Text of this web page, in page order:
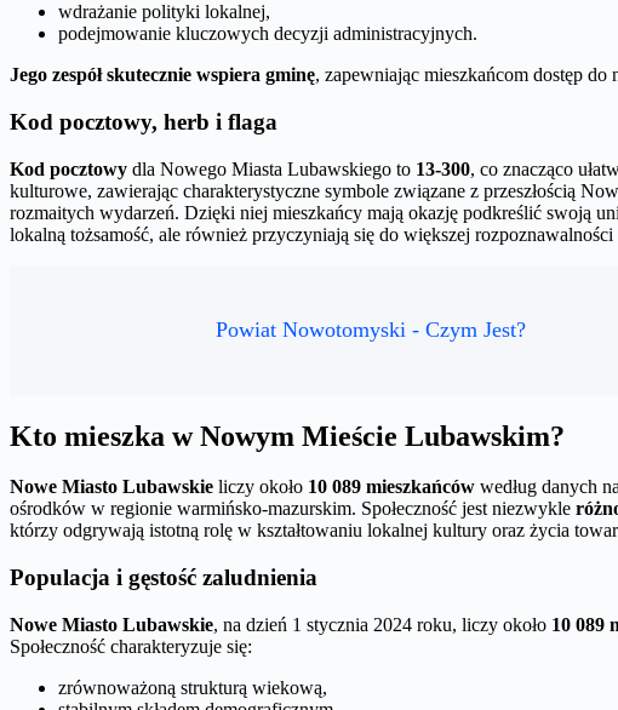
wdrażanie polityki lokalnej,
podejmowanie kluczowych decyzji administracyjnych.
Jego zespół skutecznie wspiera gminę, zapewniając mieszkańcom dostęp do
Kod pocztowy, herb i flaga
Kod pocztowy dla Nowego Miasta Lubawskiego to 13-300, co znacząco
kulturowe, zawierając charakterystyczne symbole związane z przeszłością
rozmaitych wydarzeń. Dzięki niej mieszkańcy mają okazję podkreślić swoją
lokalną tożsamość, ale również przyczyniają się do większej
Powiat Nowotomyski - Czym Jest?
Kto mieszka w Nowym Mieście Lubawskim?
Nowe Miasto Lubawskie liczy około 10 089 mieszkańców według danych
ośrodków w regionie warmińsko-mazurskim. Społeczność jest niezwykle
którzy odgrywają istotną rolę w kształtowaniu lokalnej kultury oraz życia
Populacja i gęstość zaludnienia
Nowe Miasto Lubawskie, na dzień 1 stycznia 2024 roku, liczy około 10 089
Społeczność charakteryzuje się:
zrównoważoną strukturą wiekową,